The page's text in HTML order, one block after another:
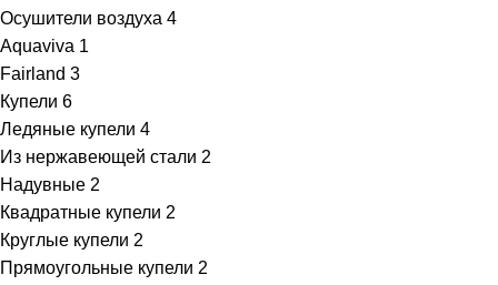
Осушители воздуха 4
Aquaviva 1
Fairland 3
Купели 6
Ледяные купели 4
Из нержавеющей стали 2
Надувные 2
Квадратные купели 2
Круглые купели 2
Прямоугольные купели 2